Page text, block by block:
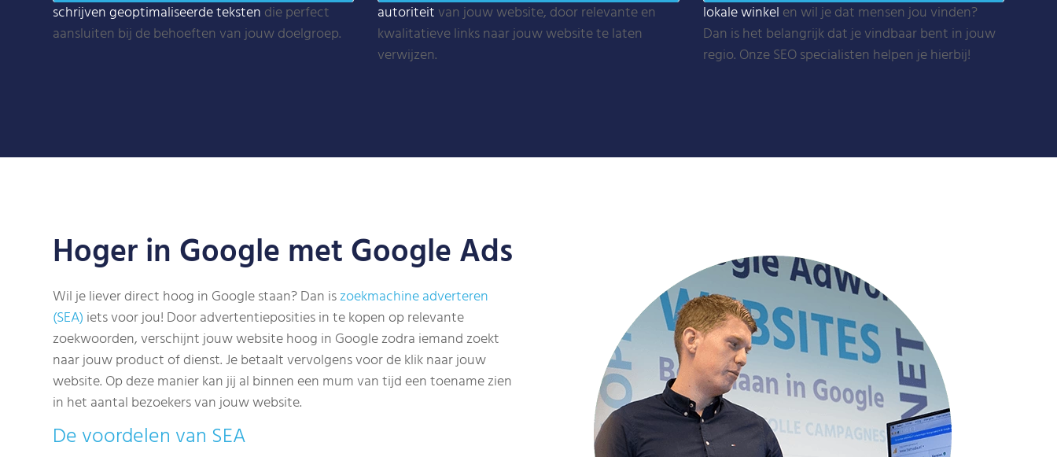
schrijven geoptimaliseerde teksten die perfect
aansluiten bij de behoeften van jouw doelgroep.
autoriteit van jouw website, door relevante en
kwalitatieve links naar jouw website te laten
verwijzen.
lokale winkel en wil je dat mensen jou vinden?
Dan is het belangrijk dat je vindbaar bent in jouw
regio. Onze SEO specialisten helpen je hierbij!
Hoger in Google met Google Ads
Wil je liever direct hoog in Google staan? Dan iszoekmachine adverteren
(SEA) iets voor jou! Door advertentieposities in te kopen op relevante
zoekwoorden, verschijnt jouw website hoog in Google zodra iemand zoekt
naar jouw product of dienst. Je betaalt vervolgens voor de klik naar jouw
website. Op deze manier kan jij al binnen een mum van tijd een toename zien
in het aantal bezoekers van jouw website.
De voordelen van SEA